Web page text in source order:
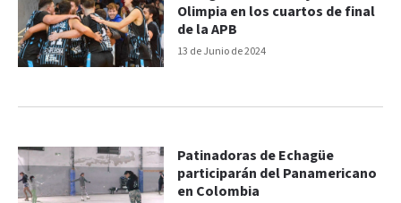
13 de Junio de 2024
Olimpia en los cuartos de final
de la APB
Patinadoras de Echagüe
participarán del Panamericano
en Colombia